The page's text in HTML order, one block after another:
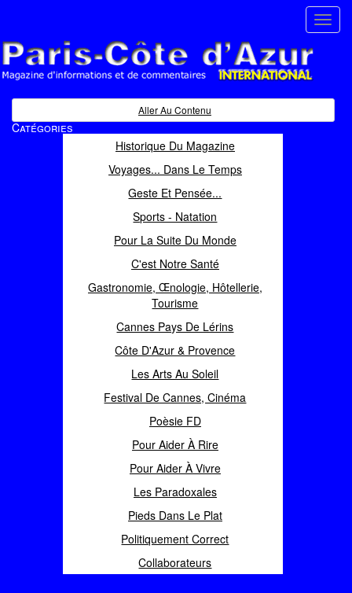
Magazine d'informations et de commentaires
Aller Au Contenu
Catégories
Historique Du Magazine
Voyages... Dans Le Temps
Geste Et Pensée...
Sports - Natation
Pour La Suite Du Monde
C'est Notre Santé
Gastronomie, Œnologie, Hôtellerie,
Tourisme
Cannes Pays De Lérins
Côte D'Azur & Provence
Les Arts Au Soleil
Festival De Cannes, Cinéma
Poèsie FD
Pour Aider À Rire
Pour Aider À Vivre
Les Paradoxales
Pieds Dans Le Plat
Politiquement Correct
Collaborateurs